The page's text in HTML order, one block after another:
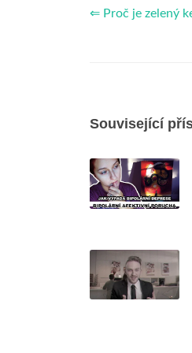
⇐ Proč je zelený
Související